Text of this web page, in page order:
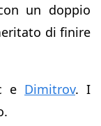
un doppio
di finire
e Dimitrov. I